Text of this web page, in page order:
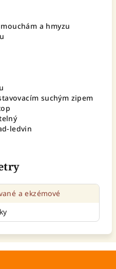
a hmyzu
suchým zipem
ledvin
a ekzémové